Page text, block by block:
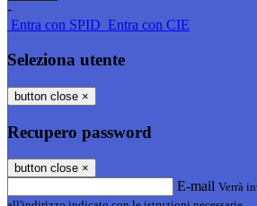
-
Entra con SPID Entra con CIE
Seleziona utente
button close ×
Recupero password
button close ×
E-mail Verrà